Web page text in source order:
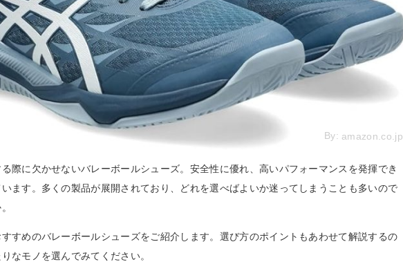
By: amazon.co.jp
際に欠かせないバレーボールシューズ。安全性に優れ、高いパフォーマンスを発揮でき
ます。多くの製品が展開されており、どれを選べばよいか迷ってしまうことも多いので
すめのバレーボールシューズをご紹介します。選び方のポイントもあわせて解説するの
なモノを選んでみてください。